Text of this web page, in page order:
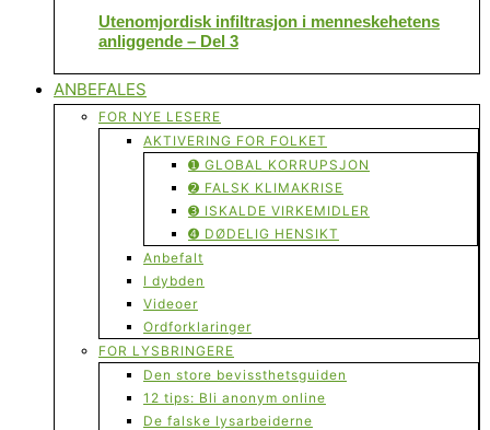
Utenomjordisk infiltrasjon i menneskehetens
anliggende – Del 3
ANBEFALES
FOR NYE LESERE
AKTIVERING FOR FOLKET
➊ GLOBAL KORRUPSJON
➋ FALSK KLIMAKRISE
➌ ISKALDE VIRKEMIDLER
➍ DØDELIG HENSIKT
Anbefalt
I dybden
Videoer
Ordforklaringer
FOR LYSBRINGERE
Den store bevissthetsguiden
12 tips: Bli anonym online
De falske lysarbeiderne